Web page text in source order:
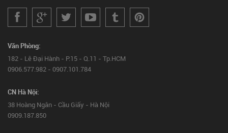
Văn Phòng:
182 - Lê Đại Hành - P.15 - Q.11 - Tp.HCM
0906.577.982 - 0907.101.784
CN Hà Nội:
38 Hoàng Ngân - Cầu Giấy - Hà Nội
0909.187.850